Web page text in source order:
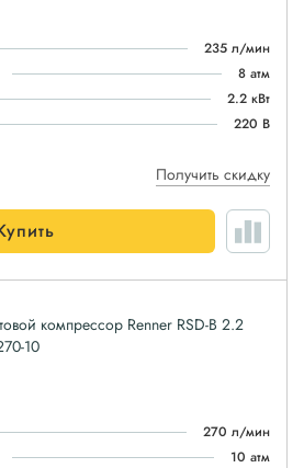
235 л/мин
8 атм
2.2 кВт
220 В
Получить скидку
компрессор Renner RSD-B 2.2
10
270 л/мин
10 атм